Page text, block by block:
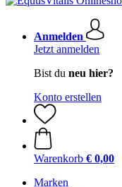
Anmelden
Jetzt anmelden
Bist du neu hier?
Konto erstellen
Warenkorb € 0,00
Marken